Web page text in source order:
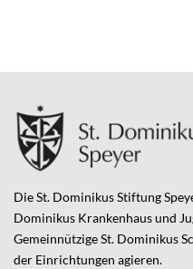
Die St. Dominikus Stiftung
Dominikus Krankenhaus und
Gemeinnützige St. Dominikus
der Einrichtungen agieren.